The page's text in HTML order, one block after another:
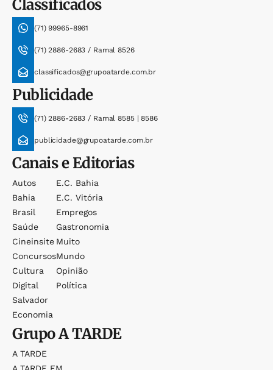
Classificados
(71) 99965-8961
(71) 2886-2683 / Ramal 8526
classificados@grupoatarde.com.br
Publicidade
(71) 2886-2683 / Ramal 8585 | 8586
publicidade@grupoatarde.com.br
Canais e Editorias
Autos
Bahia
Brasil
Saúde
Cineinsite
Concursos
Cultura
Digital
Salvador
Economia
E.c. Bahia
E.c. Vitória
Empregos
Gastronomia
Muito
Mundo
Opinião
Política
GrupoA TARDE
A TARDE